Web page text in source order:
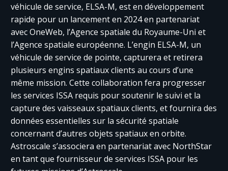
véhicule de service, ELSA-M, est en développement
rapide pour un lancement en 2024 en partenariat
avec OneWeb, l’Agence spatiale du Royaume-Uni et
l’Agence spatiale européenne. L’engin ELSA-M, un
véhicule de service de pointe, capturera et retirera
plusieurs engins spatiaux clients au cours d’une
même mission. Cette collaboration fera progresser
les services ISSA requis pour soutenir le suivi et la
capture des vaisseaux spatiaux clients, et fournira des
données essentielles sur la sécurité spatiale
concernant d’autres objets spatiaux en orbite.
Astroscale s’associera en partenariat avec NorthStar
en tant que fournisseur de services ISSA pour les